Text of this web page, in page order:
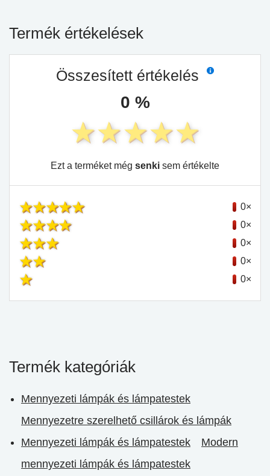
Termék értékelések
Összesített értékelés
0 %
Ezt a terméket még senki sem értékelte
0×
0×
0×
0×
0×
Termék kategóriák
Mennyezeti lámpák és lámpatestek
Mennyezetre szerelhető csillárok és lámpák
Mennyezeti lámpák és lámpatestek
Modern
mennyezeti lámpák és lámpatestek